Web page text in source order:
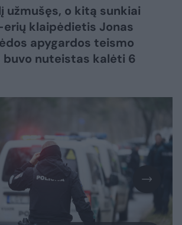
užmušęs, o kitą sunkiai
klaipėdietis Jonas
apygardos teismo
nuteistas kalėti 6